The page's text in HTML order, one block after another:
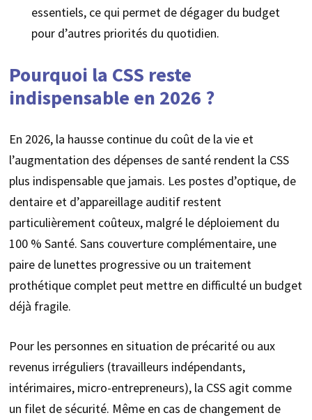
essentiels, ce qui permet de dégager du budget
pour d’autres priorités du quotidien.
Pourquoi la CSS reste
indispensable en 2026 ?
En 2026, la hausse continue du coût de la vie et
l’augmentation des dépenses de santé rendent la CSS
plus indispensable que jamais. Les postes d’optique, de
dentaire et d’appareillage auditif restent
particulièrement coûteux, malgré le déploiement du
100 % Santé. Sans couverture complémentaire, une
paire de lunettes progressive ou un traitement
prothétique complet peut mettre en difficulté un budget
déjà fragile.
Pour les personnes en situation de précarité ou aux
revenus irréguliers (travailleurs indépendants,
intérimaires, micro-entrepreneurs), la CSS agit comme
un filet de sécurité. Même en cas de changement de